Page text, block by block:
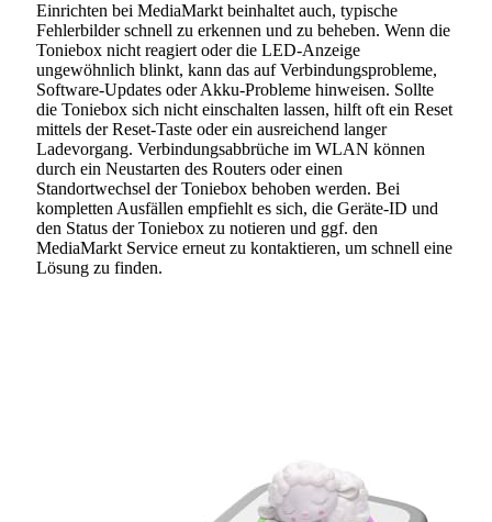
Einrichten bei MediaMarkt beinhaltet auch, typische
Fehlerbilder schnell zu erkennen und zu beheben. Wenn die
Toniebox nicht reagiert oder die LED-Anzeige
ungewöhnlich blinkt, kann das auf Verbindungsprobleme,
Software-Updates oder Akku-Probleme hinweisen. Sollte
die Toniebox sich nicht einschalten lassen, hilft oft ein Reset
mittels der Reset-Taste oder ein ausreichend langer
Ladevorgang. Verbindungsabbrüche im WLAN können
durch ein Neustarten des Routers oder einen
Standortwechsel der Toniebox behoben werden. Bei
kompletten Ausfällen empfiehlt es sich, die Geräte-ID und
den Status der Toniebox zu notieren und ggf. den
MediaMarkt Service erneut zu kontaktieren, um schnell eine
Lösung zu finden.